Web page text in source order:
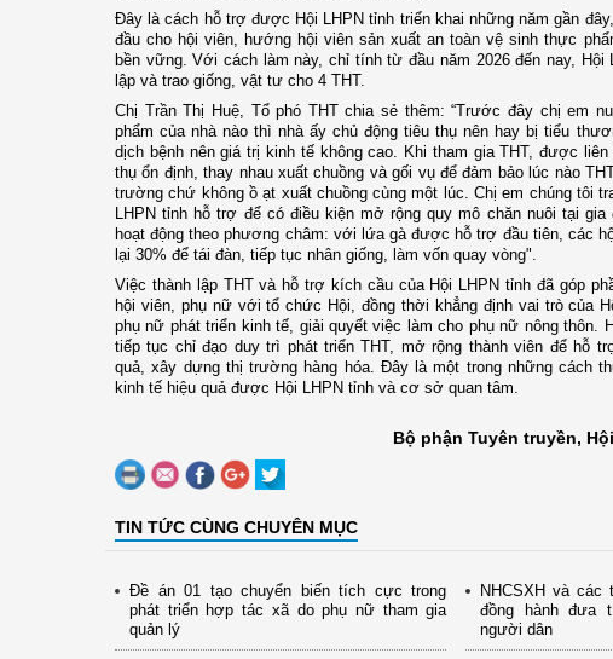
Đây là cách hỗ trợ được Hội LHPN tỉnh triển khai những năm gần
đầu cho hội viên, hướng hội viên sản xuất an toàn vệ sinh thực
bền vững. Với cách làm này, chỉ tính từ đầu năm 2026 đến nay, Hội
lập và trao giống, vật tư cho 4 THT.
Chị Trần Thị Huệ, Tổ phó THT chia sẻ thêm: “Trước đây chị em
phẩm của nhà nào thì nhà ấy chủ động tiêu thụ nên hay bị tiểu
dịch bệnh nên giá trị kinh tế không cao. Khi tham gia THT, được
thụ ổn định, thay nhau xuất chuồng và gối vụ để đảm bảo lúc nào
trường chứ không ồ ạt xuất chuồng cùng một lúc. Chị em chúng tôi
LHPN tỉnh hỗ trợ để có điều kiện mở rộng quy mô chăn nuôi tại gia
hoạt động theo phương châm: với lứa gà được hỗ trợ đầu tiên, các
lại 30% để tái đàn, tiếp tục nhân giống, làm vốn quay vòng".
Việc thành lập THT và hỗ trợ kích cầu của Hội LHPN tỉnh đã góp
hội viên, phụ nữ với tổ chức Hội, đồng thời khẳng định vai trò của
phụ nữ phát triển kinh tế, giải quyết việc làm cho phụ nữ nông thôn.
tiếp tục chỉ đạo duy trì phát triển THT, mở rộng thành viên để hỗ
quả, xây dựng thị trường hàng hóa. Đây là một trong những cách
kinh tế hiệu quả được Hội LHPN tỉnh và cơ sở quan tâm.
Bộ phận Tuyên truyền,
TIN TỨC CÙNG CHUYÊN MỤC
Đề án 01 tạo chuyển biến tích cực trong
phát triển hợp tác xã do phụ nữ tham gia
quản lý
NHCSXH và
đồng hành đưa
người dân